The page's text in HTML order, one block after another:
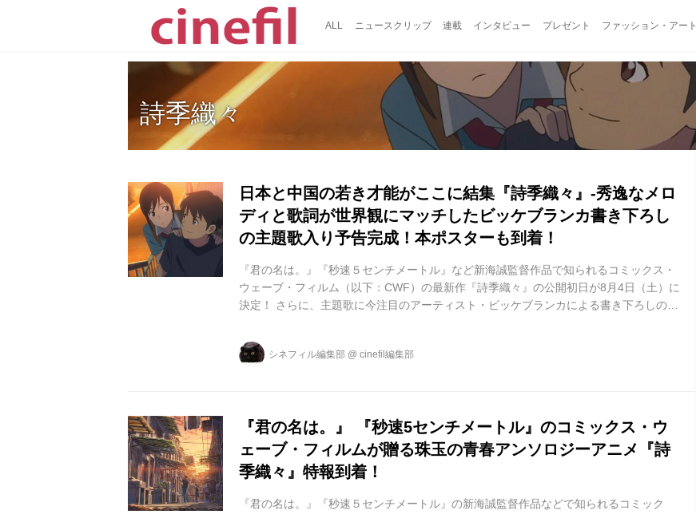
ALL ニュースクリップ 連載 インタビュー プレゼント ファッション・アート
詩季織々
日本と中国の若き才能がここに結集『詩季織々』-秀逸なメロ
ディと歌詞が世界観にマッチしたビッケブランカ書き下ろし
の主題歌入り予告完成！本ポスターも到着！
『君の名は。』『秒速５センチメートル』など新海誠監督作品で知られるコミックス・
ウェーブ・フィルム（以下：CWF）の最新作『詩季織々』の公開初日が8月4日（土）に
決定！ さらに、主題歌に今注目のアーティスト・ビッケブランカによる書き下ろしの新
着いたしました。 本作は、中国を舞台に、失いたくない大切な思いを胸に、大人になっ
た若者たちの、過去と今を紡いだ珠玉の青春アンソロジー。日本と中国、次世代の若手
シネフィル編集部 @ cinefil編集部
『君の名は。』 『秒速5センチメートル』のコミックス・ウ
ェーブ・フィルムが贈る珠玉の青春アンソロジーアニメ『詩
季織々』特報到着！
『君の名は。』『秒速５センチメートル』の新海誠監督作品などで知られるコミック